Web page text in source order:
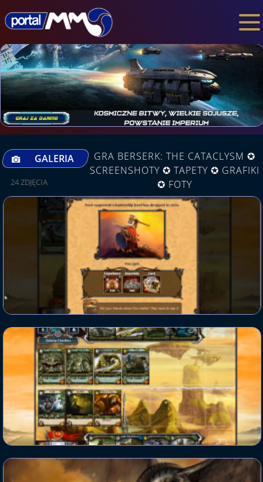
GALERIA
GRA BERSERK: THE CATACLYSM ✪
SCREENSHOTY ✪ TAPETY ✪ GRAFIKI
✪ FOTY
24 ZDJĘCIA